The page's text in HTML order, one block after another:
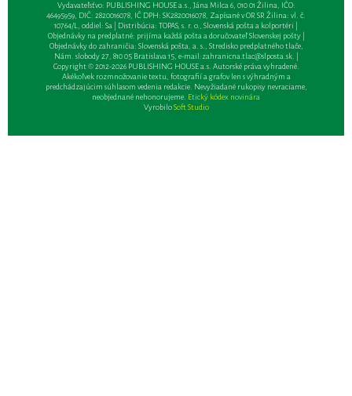
Vydavateľsťvo: PUBLISHING HOUSE a.s., Jána Milca 6, 010 01 Žilina, IČO:
46495959, DIČ: 2820016078, IČ DPH: SK2820016078, Zapísané v OR SR Žilina: vl. č.
10764/L, oddiel: Sa | Distribúcia: TOPAS, s. r. o., Slovenská pošta a kolportéri |
Objednávky na predplatné: prijíma každá pošta a doručovateľ Slovenskej pošty |
Objednávky do zahraničia: Slovenská pošta, a. s., Stredisko predplatného tlače,
Nám. slobody 27, 810 05 Bratislava 15, e-mail:zahranicna.tlac@slposta.sk. |
Copyright © 2012-2026 PUBLISHING HOUSE a.s. Autorské práva vyhradené.
Akékoľvek rozmnožovanie textu, fotografií a grafov len s výhradným a
predchádzajúcim súhlasom vedenia redakcie. Nevyžiadané rukopisy nevraciame,
neobjednané nehonorujeme. Etický kódex novinára
VyrobiloSoft Studio